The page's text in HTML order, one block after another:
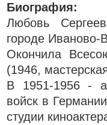
Биография:
Любовь
городе Иваново-
Окончила
(1946,
В 1951-1956 -
войск в
студии